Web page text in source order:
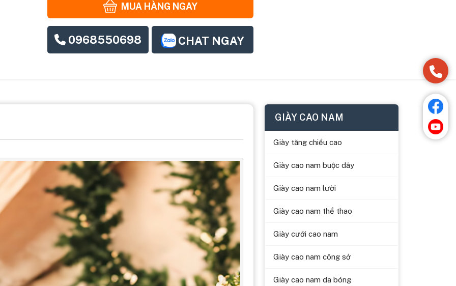
MUA HÀNG NGAY
0968550698 CHAT NGAY
GIÀY CAO NAM
Giày tăng chiều cao
Giày cao nam buộc dây
Giày cao nam lười
Giày cao nam thể thao
Giày cưới cao nam
Giày cao nam công sở
Giày cao nam da bóng